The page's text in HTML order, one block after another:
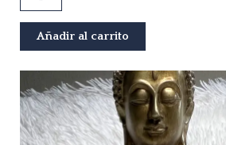
love
cantidad
Añadir al carrito